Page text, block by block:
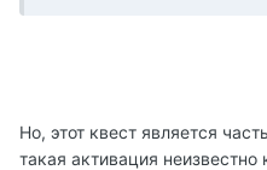
Но, этот квест является
такая активация